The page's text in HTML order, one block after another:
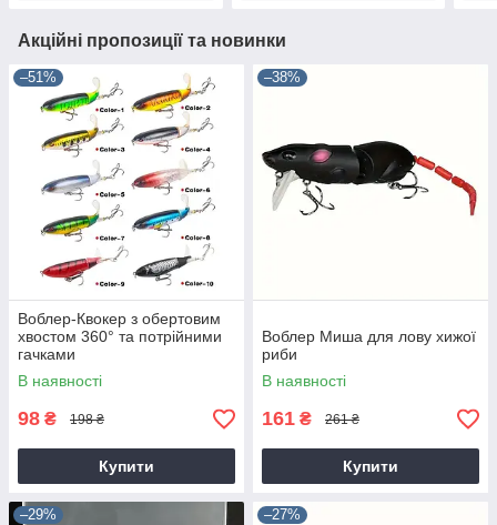
Акційні пропозиції та новинки
–51%
Воблер-Квокер з обертовим
хвостом 360° та потрійними
гачками
В наявності
98 ₴ 198 ₴
Купити
–38%
Воблер Миша для лову хижої
риби
В наявності
161 ₴ 261 ₴
Купити
–29% –27%